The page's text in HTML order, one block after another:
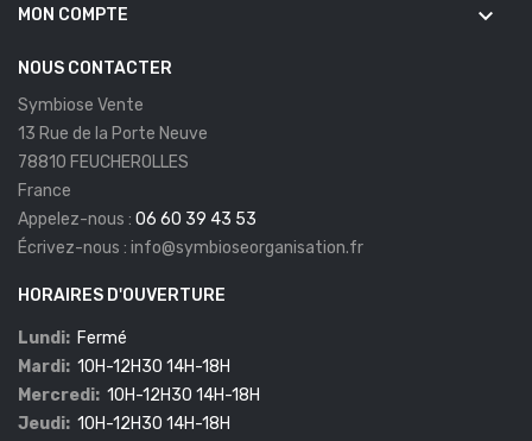
MON COMPTE keyboard_arrow_down
NOUS CONTACTER
Symbiose Vente
13 Rue de la Porte Neuve
78810 FEUCHEROLLES
France
Appelez-nous : 06 60 39 43 53
Écrivez-nous : info@symbioseorganisation.fr
HORAIRES D'OUVERTURE
Lundi: Fermé
Mardi: 10H-12H30 14H-18H
Mercredi: 10H-12H30 14H-18H
Jeudi: 10H-12H30 14H-18H